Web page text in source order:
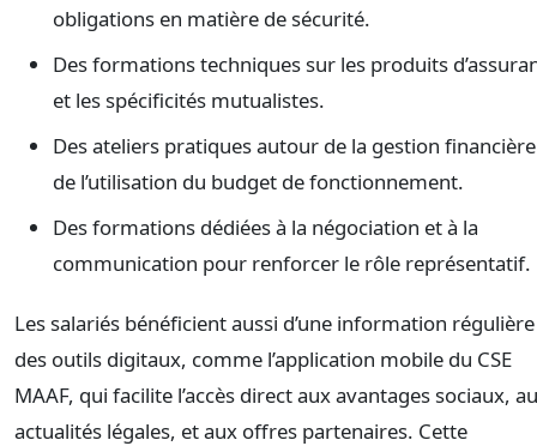
obligations en matière de sécurité.
Des formations techniques sur les produits
et les spécificités mutualistes.
Des ateliers pratiques autour de la gestion
de l’utilisation du budget de fonctionnement.
Des formations dédiées à la négociation et à la
communication pour renforcer le rôle représentatif.
Les salariés bénéficient aussi d’une information
des outils digitaux, comme l’application mobile du CSE
MAAF, qui facilite l’accès direct aux avantages sociaux,
actualités légales, et aux offres partenaires. Cette